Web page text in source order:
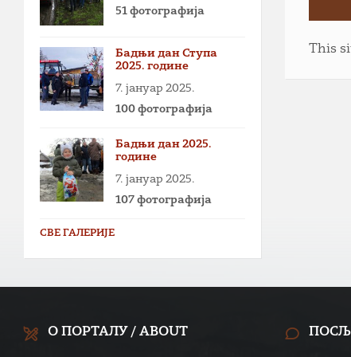
This
51 фотографија
Бадњи дан Ступа
2025. године
7. јануар 2025.
100 фотографија
Бадњи дан 2025.
године
7. јануар 2025.
107 фотографија
СВЕ ГАЛЕРИЈЕ
О ПОРТАЛУ / ABOUT